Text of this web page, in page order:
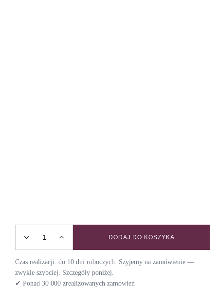
Obroża z klamrą VELVET / BOHO GREEN quantity
DODAJ DO KOSZYKA
Czas realizacji: do 10 dni roboczych. Szyjemy na zamówienie —
zwykle szybciej. Szczegóły poniżej.
✔ Ponad 30 000 zrealizowanych zamówień